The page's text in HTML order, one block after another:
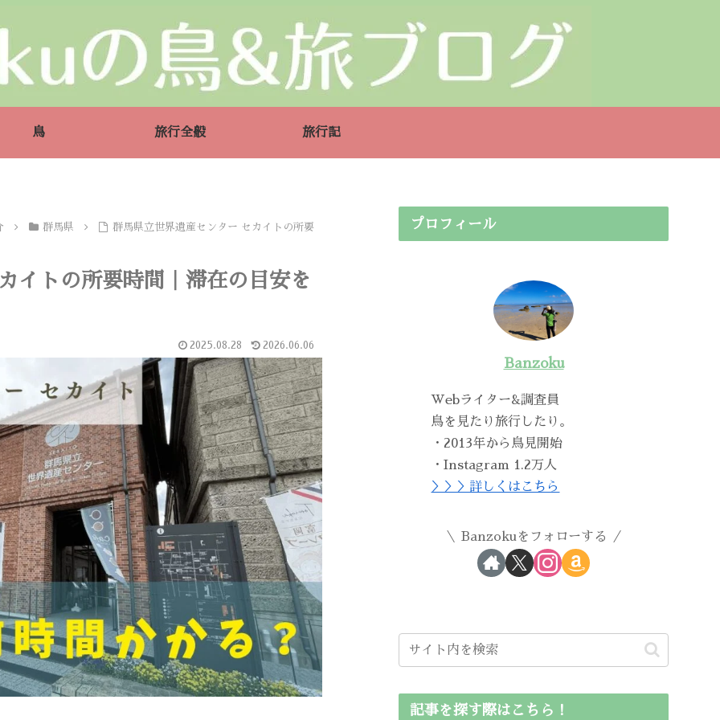
鳥 旅行全般 旅行記
群馬県 群馬県立世界遺産センター セカイトの所要
イトの所要時間｜滞在の目安を
2025.08.28 2026.06.06
プロフィール
Banzoku
Webライター&調査員
鳥を見たり旅行したり。
・2013年から鳥見開始
・Instagram 1.2万人
＞＞＞詳しくはこちら
Banzokuをフォローする
記事を探す際はこちら！